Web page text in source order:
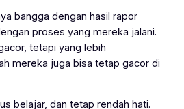
bangga dengan hasil rapor
proses yang mereka jalani.
tetapi yang lebih
mereka juga bisa tetap gacor di
belajar, dan tetap rendah hati.